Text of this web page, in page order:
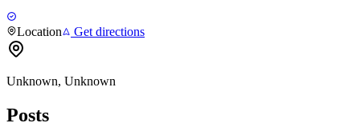
Location Get directions
Unknown, Unknown
Posts